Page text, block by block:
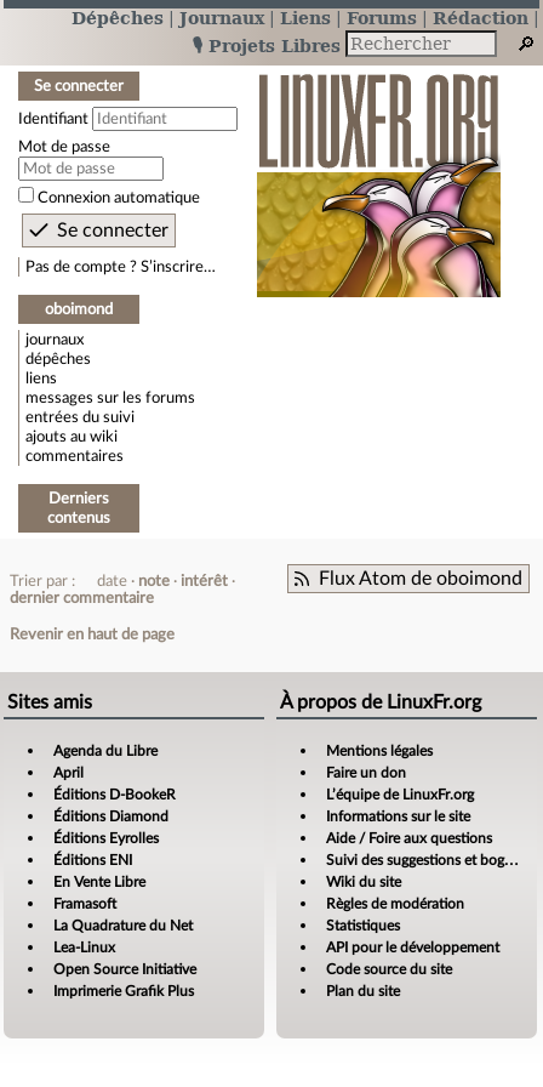
Dépêches Journaux Liens Forums
Rédaction
🎙️ Projets Libres
Se connecter
Identifiant
Mot de passe
Connexion automatique
Pas de compte ? S’inscrire…
oboimond
journaux
dépêches
liens
messages sur les forums
entrées du suivi
ajouts au wiki
commentaires
Derniers
contenus
Flux Atom de oboimond
Trier par : date note
intérêt
dernier commentaire
Revenir en haut de page
Sites amis
Agenda du Libre
April
Éditions D-BookeR
Éditions Diamond
Éditions Eyrolles
Éditions ENI
En Vente Libre
Framasoft
La Quadrature du Net
Lea-Linux
Open Source Initiative
Imprimerie Grafik Plus
À propos de LinuxFr.org
Mentions légales
Faire un don
L’équipe de LinuxFr.org
Informations sur le site
Aide / Foire aux questions
Suivi des suggestions et bogues
Wiki du site
Règles de modération
Statistiques
API pour le développement
Code source du site
Plan du site